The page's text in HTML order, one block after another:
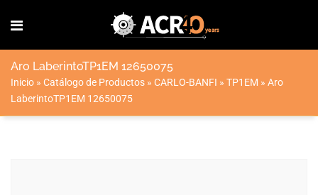
Aro LaberintoTP1EM 12650075
Inicio » Catálogo de Productos » CARLO-BANFI » TP1EM » Aro
LaberintoTP1EM 12650075